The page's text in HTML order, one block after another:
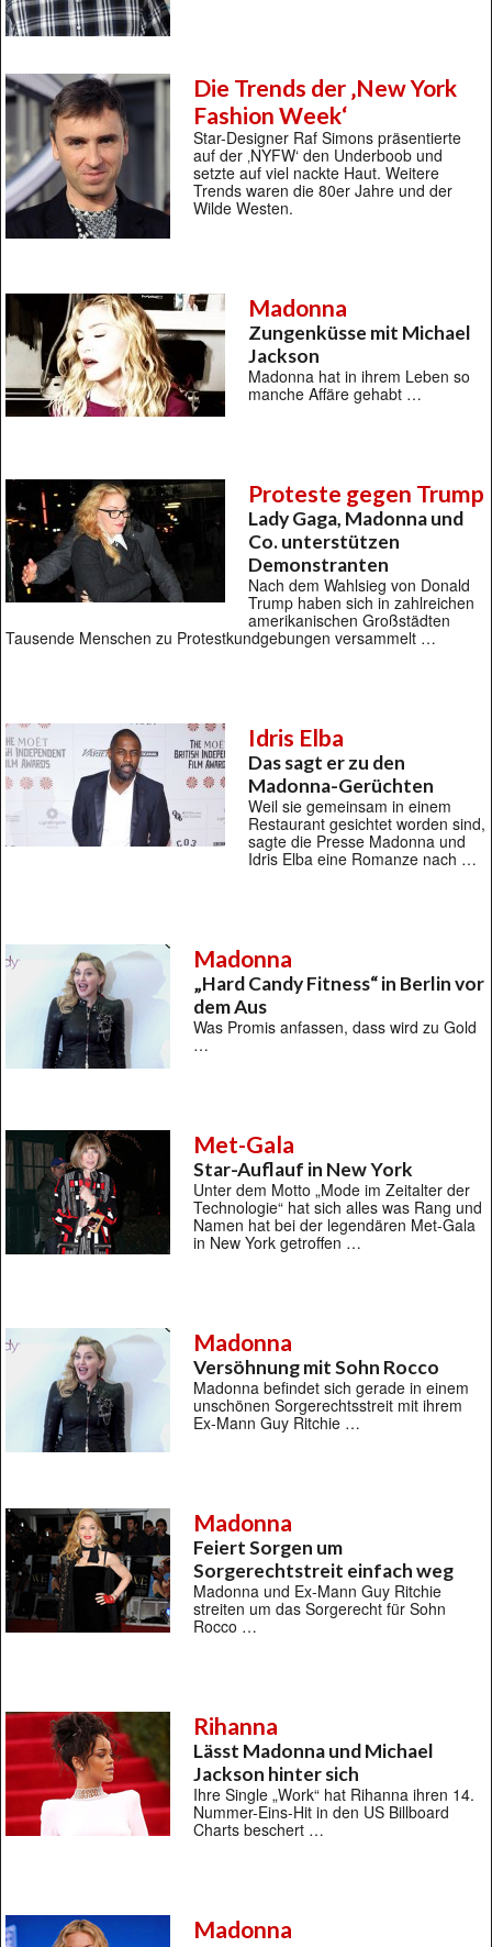
Die Trends der ‚New York
Fashion Week‘
Star-Designer Raf Simons präsentierte
auf der ‚NYFW‘ den Underboob und
setzte auf viel nackte Haut. Weitere
Trends waren die 80er Jahre und der
Wilde Westen.
Madonna
Zungenküsse mit Michael
Jackson
Madonna hat in ihrem Leben so
manche Affäre gehabt …
Proteste gegen Trump
Lady Gaga, Madonna und
Co. unterstützen
Demonstranten
Nach dem Wahlsieg von Donald
Trump haben sich in zahlreichen
amerikanischen Großstädten
Tausende Menschen zu Protestkundgebungen versammelt …
Idris Elba
Das sagt er zu den
Madonna-Gerüchten
Weil sie gemeinsam in einem
Restaurant gesichtet worden sind,
sagte die Presse Madonna und
Idris Elba eine Romanze nach …
Madonna
„Hard Candy Fitness“ in Berlin vor
dem Aus
Was Promis anfassen, dass wird zu Gold
…
Met-Gala
Star-Auflauf in New York
Unter dem Motto „Mode im Zeitalter der
Technologie“ hat sich alles was Rang und
Namen hat bei der legendären Met-Gala
in New York getroffen …
Madonna
Versöhnung mit Sohn Rocco
Madonna befindet sich gerade in einem
unschönen Sorgerechtsstreit mit ihrem
Ex-Mann Guy Ritchie …
Madonna
Feiert Sorgen um
Sorgerechtstreit einfach weg
Madonna und Ex-Mann Guy Ritchie
streiten um das Sorgerecht für Sohn
Rocco …
Rihanna
Lässt Madonna und Michael
Jackson hinter sich
Ihre Single „Work“ hat Rihanna ihren 14.
Nummer-Eins-Hit in den US Billboard
Charts beschert …
Madonna